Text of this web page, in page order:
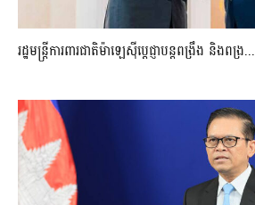
រដ្ឋមន្ត្រីការពារជាតិម៉ាឡេស៊ីប្ដេជ្ញាបន្តពង្រឹង និងពង្រ...